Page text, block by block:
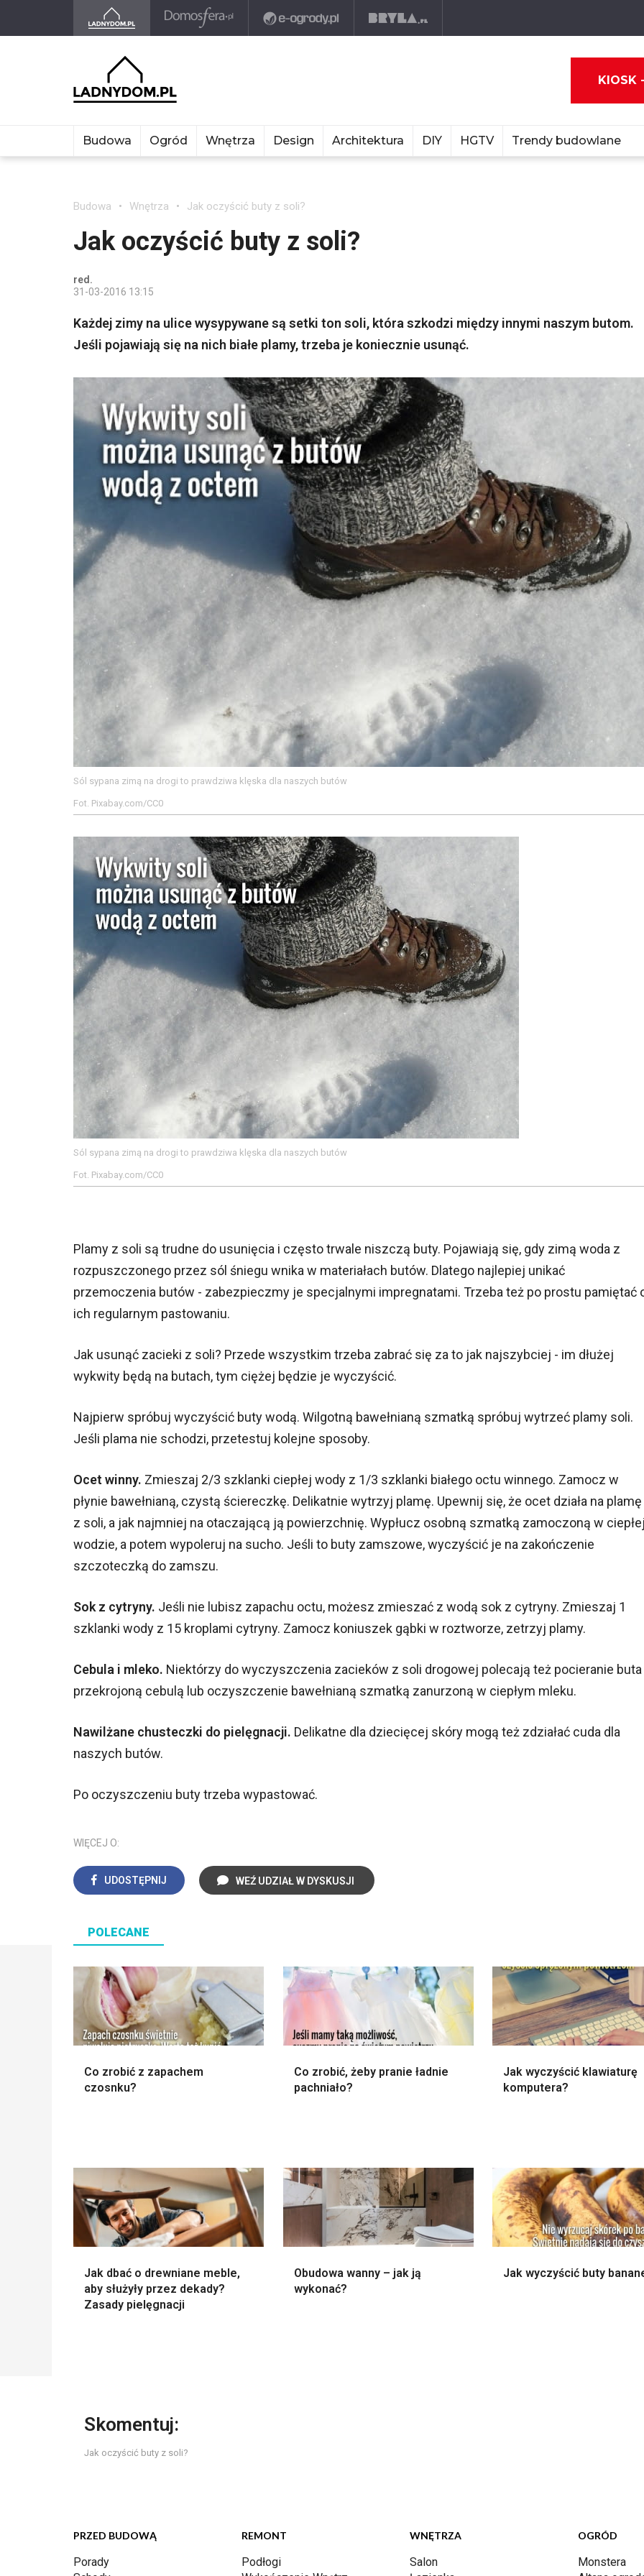
KIOSK
Budowa Ogród Wnętrza Design Architektura DIY HGTV Trendy budowlane
Budowa Wnętrza Jak oczyścić buty z soli?
Jak oczyścić buty z soli?
red.
31-03-2016 13:15
Każdej zimy na ulice wysypywane są setki ton soli, która szkodzi między innymi naszym butom.
Jeśli pojawiają się na nich białe plamy, trzeba je koniecznie usunąć.
Sól sypana zimą na drogi to prawdziwa klęska dla naszych butów
Fot. Pixabay.com/CC0
Sól sypana zimą na drogi to prawdziwa klęska dla naszych butów
Fot. Pixabay.com/CC0
Plamy z soli są trudne do usunięcia i często trwale niszczą buty. Pojawiają się, gdy zimą woda z
rozpuszczonego przez sól śniegu wnika w materiałach butów. Dlatego najlepiej unikać
przemoczenia butów - zabezpieczmy je specjalnymi impregnatami. Trzeba też po prostu pamiętać
ich regularnym pastowaniu.
Jak usunąć zacieki z soli? Przede wszystkim trzeba zabrać się za to jak najszybciej - im dłużej
wykwity będą na butach, tym ciężej będzie je wyczyścić.
Najpierw spróbuj wyczyścić buty wodą. Wilgotną bawełnianą szmatką spróbuj wytrzeć plamy soli.
Jeśli plama nie schodzi, przetestuj kolejne sposoby.
Ocet winny. Zmieszaj 2/3 szklanki ciepłej wody z 1/3 szklanki białego octu winnego. Zamocz w
płynie bawełnianą, czystą ściereczkę. Delikatnie wytrzyj plamę. Upewnij się, że ocet działa na plamę
z soli, a jak najmniej na otaczającą ją powierzchnię. Wypłucz osobną szmatką zamoczoną w ciepłej
wodzie, a potem wypoleruj na sucho. Jeśli to buty zamszowe, wyczyścić je na zakończenie
szczoteczką do zamszu.
Sok z cytryny. Jeśli nie lubisz zapachu octu, możesz zmieszać z wodą sok z cytryny. Zmieszaj 1
szklanki wody z 15 kroplami cytryny. Zamocz koniuszek gąbki w roztworze, zetrzyj plamy.
Cebula i mleko. Niektórzy do wyczyszczenia zacieków z soli drogowej polecają też pocieranie buta
przekrojoną cebulą lub oczyszczenie bawełnianą szmatką zanurzoną w ciepłym mleku.
Nawilżane chusteczki do pielęgnacji. Delikatne dla dziecięcej skóry mogą też zdziałać cuda dla
naszych butów.
Po oczyszczeniu buty trzeba wypastować.
WIĘCEJ O:
UDOSTĘPNIJ WEŹ UDZIAŁ W DYSKUSJI
POLECANE
Co zrobić z zapachem
czosnku?
Co zrobić, żeby pranie ładnie
pachniało?
Jak wyczyścić klawiaturę
komputera?
Jak dbać o drewniane meble,
aby służyły przez dekady?
Zasady pielęgnacji
Obudowa wanny – jak ją
wykonać?
Jak wyczyścić buty
Skomentuj:
Jak oczyścić buty z soli?
PRZED BUDOWĄ
Porady
REMONT
Podłogi
WNĘTRZA
Salon
OGRÓD
Monstera